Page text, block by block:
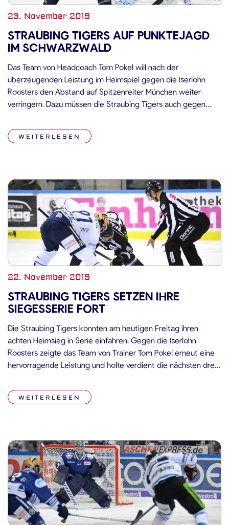
23. November 2019
STRAUBING TIGERS AUF PUNKTEJAGD
IM SCHWARZWALD
Das Team von Headcoach Tom Pokel will nach der
überzeugenden Leistung im Heimspiel gegen die Iserlohn
Roosters den Abstand auf Spitzenreiter München weiter
verringern. Dazu müssen die Straubing Tigers auch gegen
hierfür sind gut, die Mannschaft um Kapitän Sandro
Schönberger konnte in den letzten drei Partien in
WEITERLESEN
22. November 2019
STRAUBING TIGERS SETZEN IHRE
SIEGESSERIE FORT
Die Straubing Tigers konnten am heutigen Freitag ihren
achten Heimsieg in Serie einfahren. Gegen die Iserlohn
Roosters zeigte das Team von Trainer Tom Pokel erneut eine
hervorragende Leistung und holte verdient die nächsten drei
des Spiels aus der Kabine und setzten mit gut platzierten
Schüssen […]
WEITERLESEN